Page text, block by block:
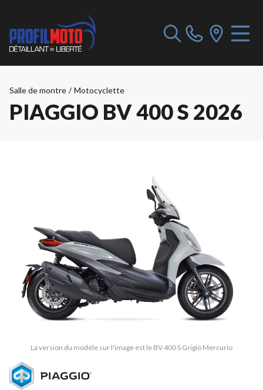
Salle de montre / Motocyclette
PIAGGIO BV 400 S 2026
La version du modèle sur l'image est le BV 400 S Grigio Mercurio